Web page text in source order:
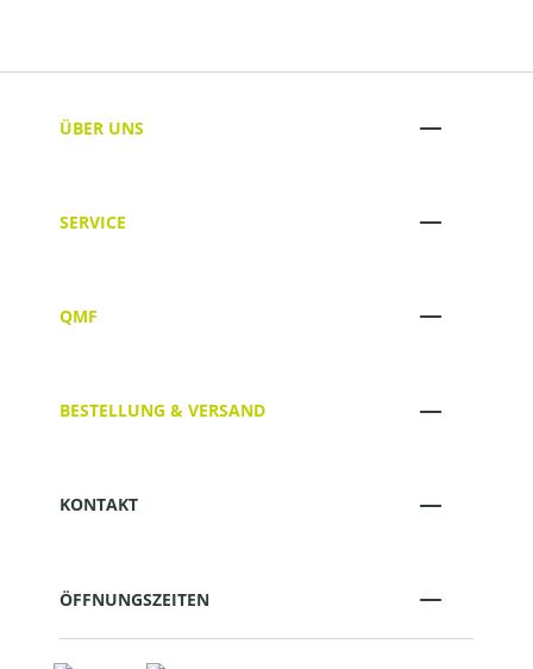
ÜBER UNS
SERVICE
QMF
BESTELLUNG & VERSAND
KONTAKT
ÖFFNUNGSZEITEN